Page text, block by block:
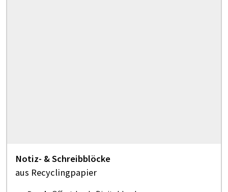
Notiz- & Schreibblöcke
aus Recyclingpapier